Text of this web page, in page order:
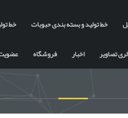
خط تولید و بسته بندی حبوبات خط
تصاویر اخبار فروشگاه